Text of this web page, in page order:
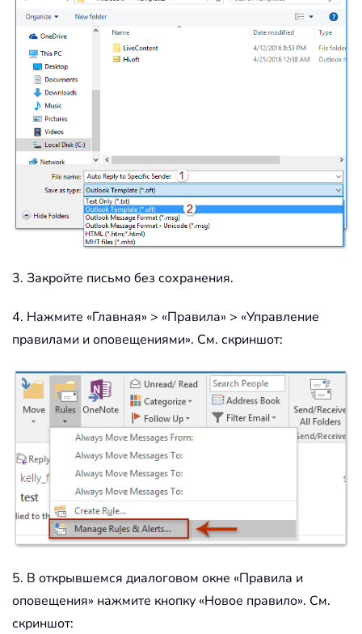
3. Закройте письмо без сохранения.
4. Нажмите «Главная» > «Правила» > «Управление
правилами и оповещениями». См. скриншот:
5. В открывшемся диалоговом окне «Правила и
оповещения» нажмите кнопку «Новое правило». См.
скриншот: